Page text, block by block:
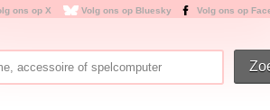
ons op X Volg ons op Bluesky Volg ons op